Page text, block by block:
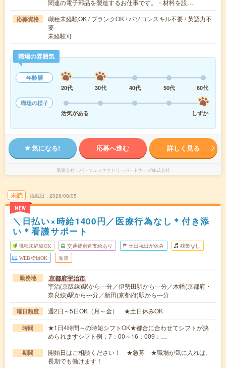
関連の電子部品を製造するお仕事です。・材料を設…
応募資格
職種未経験OK / ブランクOK / パソコンスキル不要 / 英語力不
要
未経験可
職場の雰囲気
年齢層
20代
30代 40代 50代
60代
職場の様子
活気がある
しずか
気になる! 応募へ進む 詳しく見る
派遣会社 パーソルファクトリーパートナーズ株式会社
未読
NEW
掲載日 2026/08/05
＼日払い×時給1400円／医療行為なし＊付き添
い＊看護サポート
職種未経験OK 交通費別途支給あり 土日祝日が休み 残業なし
WEB登録OK 派遣
勤務地 京都府宇治市
宇治(京阪線)駅から---分／伊勢田駅から---分／木幡(京都府・
奈良線)駅から---分／新田(京都府)駅から---分
曜日頻度 週2日～5日OK（月～金） ★土日休みOK
時間
★1日4時間～の時短シフトOK★都合に合わせてシフトが決
められますシフト例：7：00～16：009：…
期間
開始日はご相談ください！ ★急募 ★職場が気に入れば、
長期でも働けます！